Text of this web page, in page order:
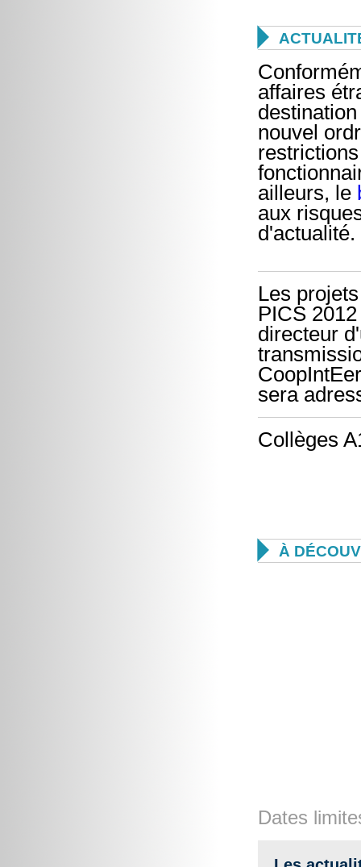

affaires
nouvel
ailleurs, le
aux
d'actualité.
Les
PICS
directeur
sera
Collèges
 À
Dates